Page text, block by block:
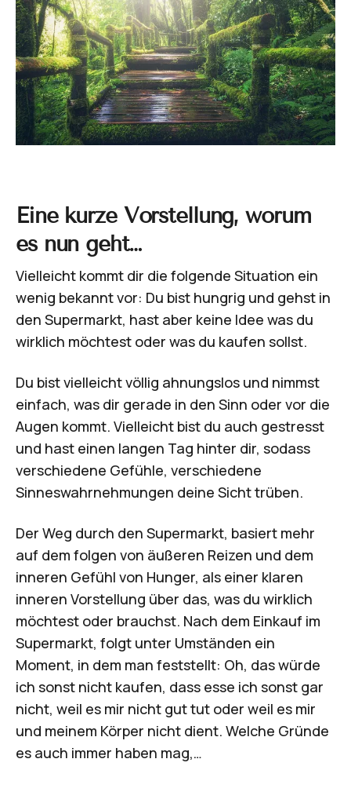
Eine kurze Vorstellung, worum
es nun geht…
Vielleicht kommt dir die folgende Situation ein
wenig bekannt vor: Du bist hungrig und gehst in
den Supermarkt, hast aber keine Idee was du
wirklich möchtest oder was du kaufen sollst.
Du bist vielleicht völlig ahnungslos und nimmst
einfach, was dir gerade in den Sinn oder vor die
Augen kommt. Vielleicht bist du auch gestresst
und hast einen langen Tag hinter dir, sodass
verschiedene Gefühle, verschiedene
Sinneswahrnehmungen deine Sicht trüben.
Der Weg durch den Supermarkt, basiert mehr
auf dem folgen von äußeren Reizen und dem
inneren Gefühl von Hunger, als einer klaren
inneren Vorstellung über das, was du wirklich
möchtest oder brauchst. Nach dem Einkauf im
Supermarkt, folgt unter Umständen ein
Moment, in dem man feststellt: Oh, das würde
ich sonst nicht kaufen, dass esse ich sonst gar
nicht, weil es mir nicht gut tut oder weil es mir
und meinem Körper nicht dient. Welche Gründe
es auch immer haben mag,…